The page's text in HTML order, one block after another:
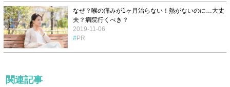
なぜ？喉の痛みが1ヶ月治らない！熱がないのに…大丈
夫？病院行くべき？
2019-11-06
PR
関連記事